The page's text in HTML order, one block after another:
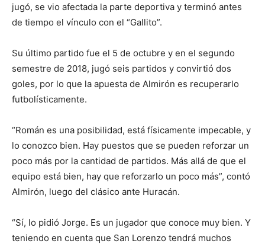
jugó, se vio afectada la parte deportiva y terminó antes
de tiempo el vínculo con el “Gallito”.
Su último partido fue el 5 de octubre y en el segundo
semestre de 2018, jugó seis partidos y convirtió dos
goles, por lo que la apuesta de Almirón es recuperarlo
futbolísticamente.
“Román es una posibilidad, está físicamente impecable, y
lo conozco bien. Hay puestos que se pueden reforzar un
poco más por la cantidad de partidos. Más allá de que el
equipo está bien, hay que reforzarlo un poco más”, contó
Almirón, luego del clásico ante Huracán.
“Sí, lo pidió Jorge. Es un jugador que conoce muy bien. Y
teniendo en cuenta que San Lorenzo tendrá muchos